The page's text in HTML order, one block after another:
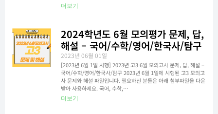
더보기
2024학년도 6월 모의평가 문제, 답,
해설 – 국어/수학/영어/한국사/탐구
2023년 06월 01일
[2023년 6월 1일 시행] 2023년 고3 6월 모의고사 문제, 답, 해설 –
국어/수학/영어/한국사/탐구 2023년 6월 1일에 시행된 고3 모의고
사 문제와 해설 파일입니다. 필요하신 분들은 아래 첨부파일을 다운
받아 사용하세요. 국어, 수학,…
더보기